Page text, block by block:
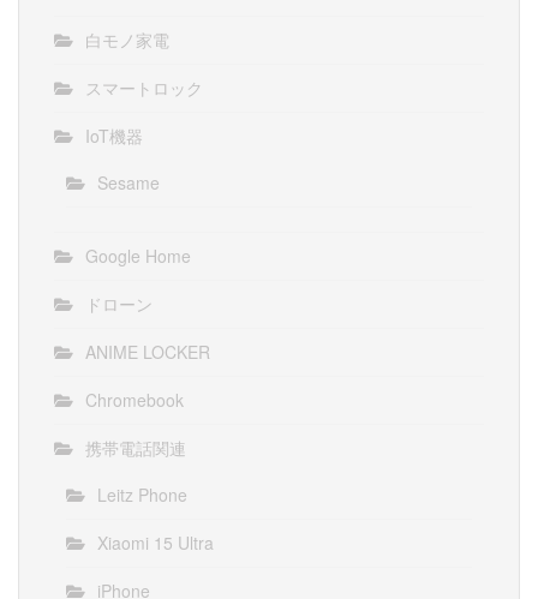
白モノ家電
スマートロック
IoT機器
Sesame
Google Home
ドローン
ANIME LOCKER
Chromebook
携帯電話関連
Leitz Phone
Xiaomi 15 Ultra
iPhone